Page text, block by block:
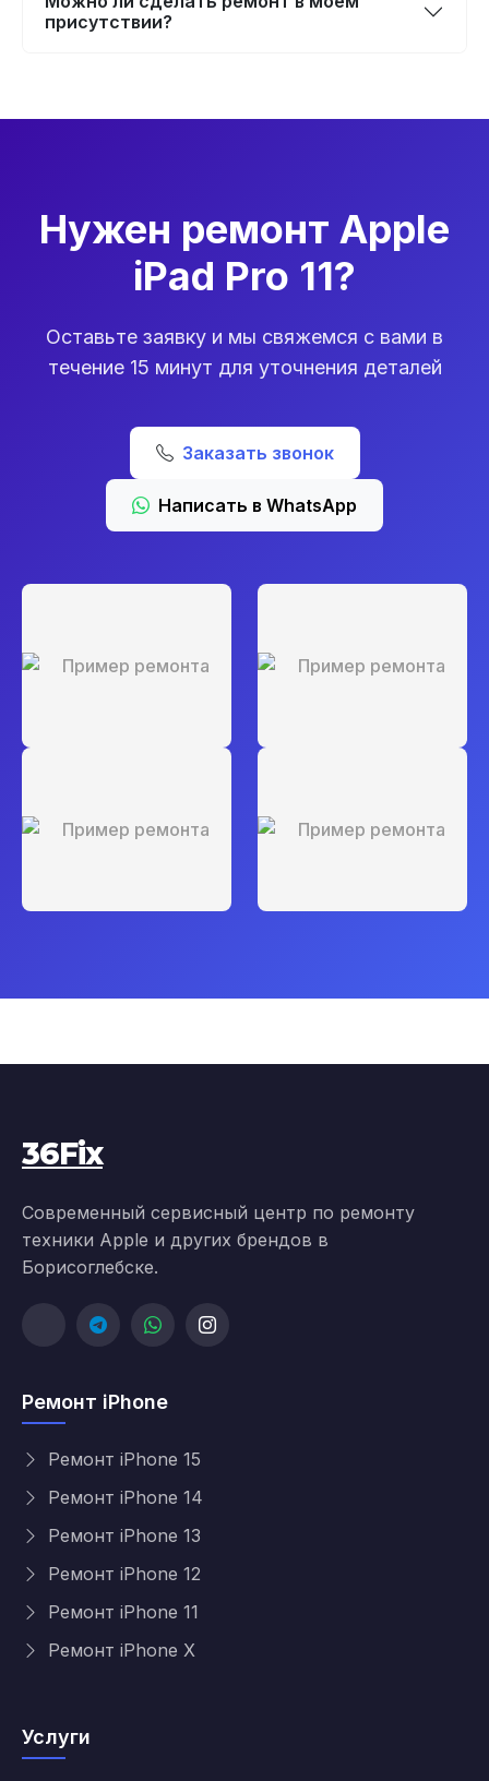
присутствии?
Нужен ремонт Apple
iPad Pro 11?
Оставьте заявку и мы свяжемся с вами в
течение 15 минут для уточнения деталей
Заказать звонок
Написать в WhatsApp
36Fix
Современный сервисный центр по ремонту
техники Apple и других брендов в
Борисоглебске.
Ремонт iPhone
Ремонт iPhone 15
Ремонт iPhone 14
Ремонт iPhone 13
Ремонт iPhone 12
Ремонт iPhone 11
Ремонт iPhone X
Услуги